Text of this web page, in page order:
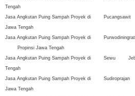
Tengah
Jasa Angkutan Puing Sampah Proyek di
Pucangsawit
Jawa Tengah
Jasa Angkutan Puing Sampah Proyek di
Propinsi Jawa Tengah
Jasa Angkutan Puing Sampah Proyek di
Sewu
Tengah
Jasa Angkutan Puing Sampah Proyek di
Sudiroprajan
Jawa Tengah